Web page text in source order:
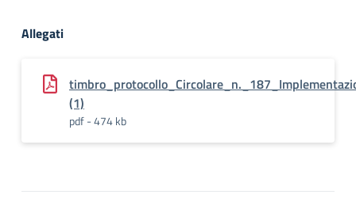
Allegati
(1)
pdf - 474 kb